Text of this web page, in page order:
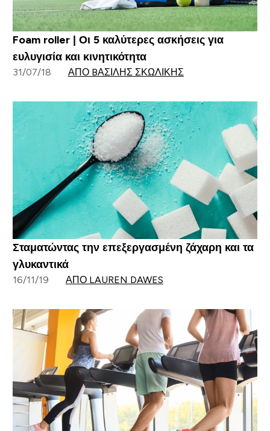
Foam roller | Οι 5 καλύτερες ασκήσεις για
ευλυγισία και κινητικότητα
31/07/18 ΑΠΌ BΑΣΊΛΗΣ ΣΚΩΛΊΚΗΣ
Σταματώντας την επεξεργασμένη ζάχαρη και τα
γλυκαντικά
16/11/19 ΑΠΌ LAUREN DAWES